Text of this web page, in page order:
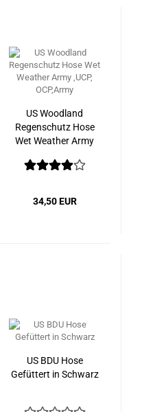
US Woodland
Regenschutz Hose
Wet Weather Army
34,50 EUR
US BDU Hose
Gefüttert in Schwarz